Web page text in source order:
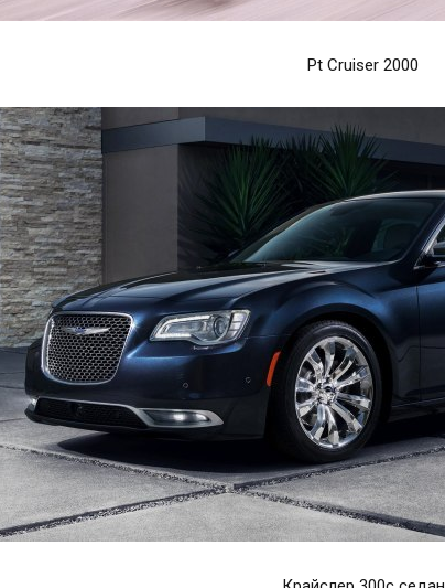
Pt Cruiser 2000